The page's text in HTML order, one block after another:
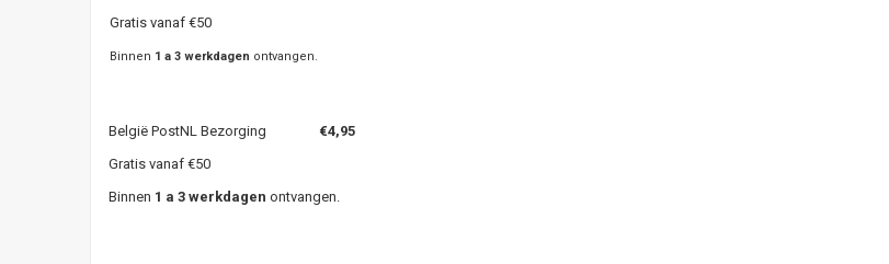
Gratis vanaf €50
Binnen 1 a 3 werkdagen ontvangen.
België PostNL Bezorging €4,95
Gratis vanaf €50
Binnen 1 a 3 werkdagen ontvangen.